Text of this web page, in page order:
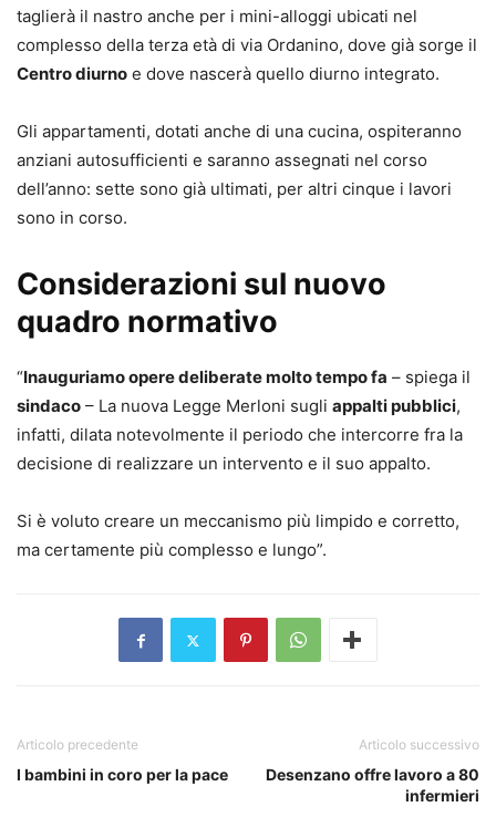
taglierà il nastro anche per i mini-alloggi ubicati nel
complesso della terza età di via Ordanino, dove già sorge il
Centro diurno e dove nascerà quello diurno integrato.
Gli appartamenti, dotati anche di una cucina, ospiteranno
anziani autosufficienti e saranno assegnati nel corso
dell’anno: sette sono già ultimati, per altri cinque i lavori
sono in corso.
Considerazioni sul nuovo
quadro normativo
“Inauguriamo opere deliberate molto tempo fa – spiega il
sindaco – La nuova Legge Merloni sugli appalti pubblici,
infatti, dilata notevolmente il periodo che intercorre fra la
decisione di realizzare un intervento e il suo appalto.
Si è voluto creare un meccanismo più limpido e corretto,
ma certamente più complesso e lungo”.
Articolo precedente
I bambini in coro per la pace
Articolo successivo
Desenzano offre lavoro a 80
infermieri